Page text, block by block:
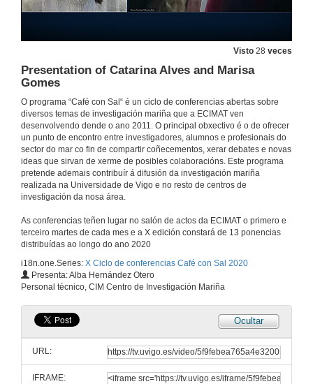
Visto 28 veces
Presentation of Catarina Alves and Marisa
Gomes
O programa “Café con Sal“ é un ciclo de conferencias abertas sobre
diversos temas de investigación mariña que a ECIMAT ven
desenvolvendo dende o ano 2011. O principal obxectivo é o de ofrecer
un punto de encontro entre investigadores, alumnos e profesionais do
sector do mar co fin de compartir coñecementos, xerar debates e novas
ideas que sirvan de xerme de posibles colaboracións. Este programa
pretende ademais contribuír á difusión da investigación mariña
realizada na Universidade de Vigo e no resto de centros de
investigación da nosa área.
As conferencias teñen lugar no salón de actos da ECIMAT o primero e
terceiro martes de cada mes e a X edición constará de 13 ponencias
distribuídas ao longo do ano 2020
i18n.one.Series: X Ciclo de conferencias Café con Sal 2020
Presenta: Alba Hernández Otero
Personal técnico, CIM Centro de Investigación Mariña
Ocultar
URL:
IFRAME:
15 de dec. de 2020
1 de dec. de 2020
Xenómica de Mytilus galloprovincialis e a súa microbiota
Conferencia
1 de dec. de 2020
1 de dec. de 2020
Presentación de Ana Bernabeu Tello
17 de nov. de 2020
Open science: una nueva forma de concebir la labor investigadora y la difusión de resultados
Conferencia
17 de nov. de 2020